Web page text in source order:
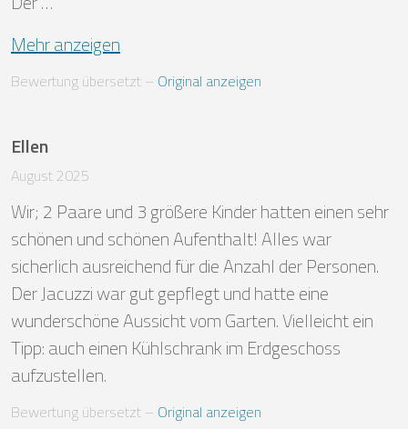
Mehr anzeigen
Bewertung übersetzt – Original anzeigen
Ellen
August 2025
Wir; 2 Paare und 3 größere Kinder hatten einen sehr
schönen und schönen Aufenthalt! Alles war
sicherlich ausreichend für die Anzahl der Personen.
Der Jacuzzi war gut gepflegt und hatte eine
wunderschöne Aussicht vom Garten. Vielleicht ein
Tipp: auch einen Kühlschrank im Erdgeschoss
aufzustellen.
Bewertung übersetzt – Original anzeigen